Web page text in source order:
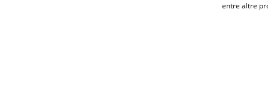
entre altre